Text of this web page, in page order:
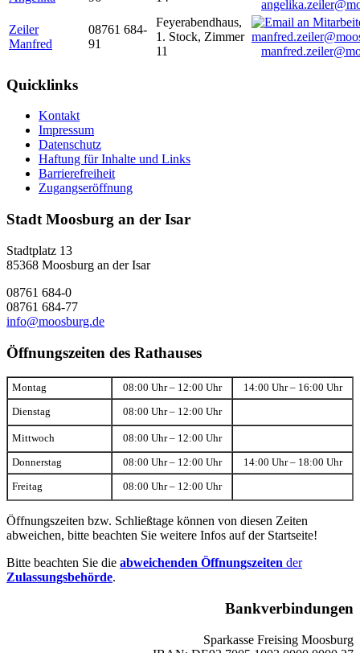
Zeiler
Manfred
08761 684-
91
Feyerabendhaus,
1. Stock, Zimmer
11
Quicklinks
Kontakt
Impressum
Datenschutz
Haftung für Inhalte und Links
Barrierefreiheit
Zugangseröffnung
Stadt Moosburg an der Isar
Stadtplatz 13
85368 Moosburg an der Isar
08761 684-0
08761 684-77
info@moosburg.de
Öffnungszeiten des Rathauses
Montag 08:00 Uhr – 12:00 Uhr 14:00 Uhr – 16:00 Uhr
Dienstag 08:00 Uhr – 12:00 Uhr
Mittwoch 08:00 Uhr – 12:00 Uhr
Donnerstag 08:00 Uhr – 12:00 Uhr 14:00 Uhr – 18:00 Uhr
Freitag 08:00 Uhr – 12:00 Uhr
Öffnungszeiten bzw. Schließtage können von diesen Zeiten
abweichen, bitte beachten Sie weitere Infos auf der Startseite!
Bitte beachten Sie die abweichenden Öffnungszeiten der
Zulassungsbehörde.
Bankverbindungen
Sparkasse Freising Moosburg